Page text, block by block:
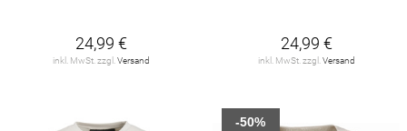
24,99 €
inkl. MwSt. zzgl.Versand
24,99 €
inkl. MwSt. zzgl.Versand
-50%